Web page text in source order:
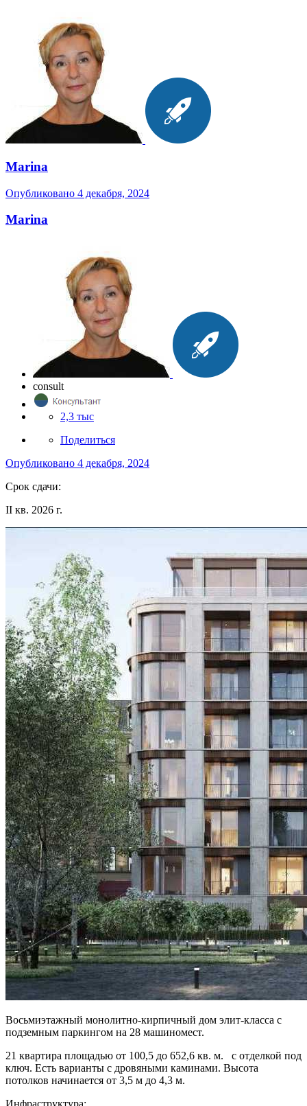
Marina
Опубликовано 4 декабря, 2024
Marina
consult
2,3 тыс
Поделиться
Опубликовано 4 декабря, 2024
Срок сдачи:
II кв. 2026 г.
Восьмиэтажный монолитно-кирпичный дом элит-класса с
подземным паркингом на 28 машиномест.
21 квартира площадью от 100,5 до 652,6 кв. м. с отделкой под
ключ. Есть варианты с дровяными каминами. Высота
потолков начинается от 3,5 м до 4,3 м.
Инфраструктура: